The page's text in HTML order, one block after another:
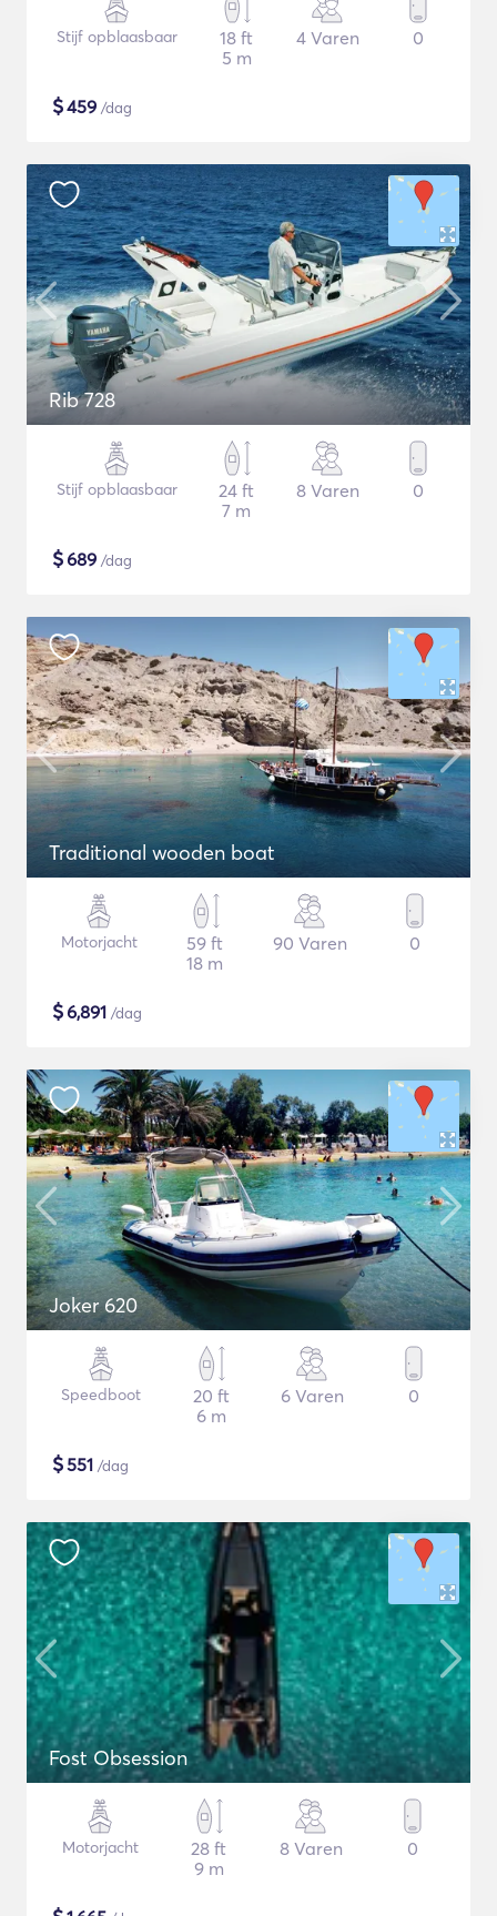
Stijf opblaasbaar
18 ft
5 m
4 Varen 0
$459 /dag
Rib 728
Stijf opblaasbaar
24 ft
7 m
8 Varen 0
$689 /dag
Traditional wooden boat
Motorjacht
59 ft
18 m
90 Varen 0
$6,891 /dag
Joker 620
Speedboot
20 ft
6 m
6 Varen 0
$551 /dag
Fost Obsession
Motorjacht
28 ft
9 m
8 Varen 0